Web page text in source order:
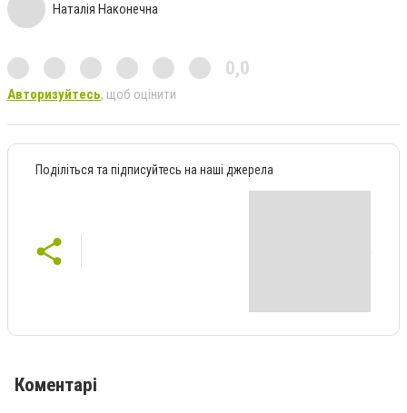
Наталія Наконечна
0,0
Авторизуйтесь, щоб оцінити
Поділіться та підписуйтесь на наші джерела
Коментарі